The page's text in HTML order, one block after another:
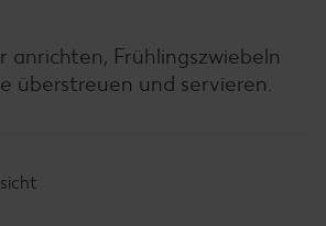
anrichten, Frühlingszwiebeln
überstreuen und servieren.